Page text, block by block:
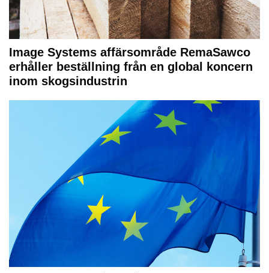
Image Systems affärsområde RemaSawco
erhåller beställning från en global koncern
inom skogsindustrin